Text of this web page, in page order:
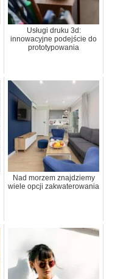
Usługi druku 3d:
innowacyjne podejście do
prototypowania
Nad morzem znajdziemy
wiele opcji zakwaterowania